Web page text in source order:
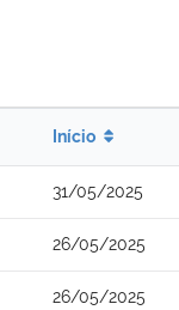
Início
31/05/2025
26/05/2025
26/05/2025